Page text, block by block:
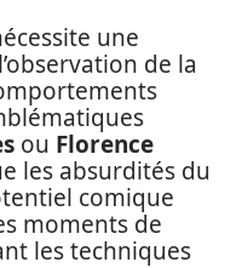
une
de la
ou Florence
les absurdités du
comique
moments de
les techniques